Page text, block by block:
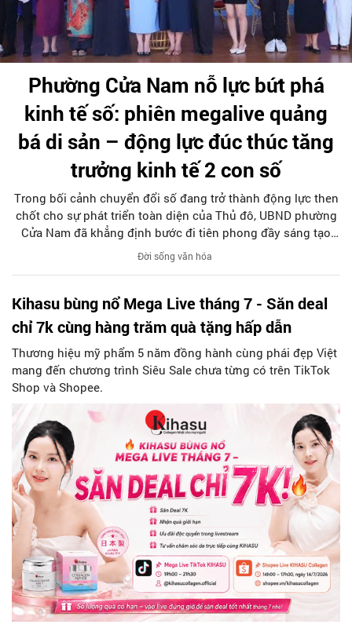
Phường Cửa Nam nỗ lực bứt phá
kinh tế số: phiên megalive quảng
bá di sản – động lực đúc thúc tăng
trưởng kinh tế 2 con số
Trong bối cảnh chuyển đổi số đang trở thành động lực then
chốt cho sự phát triển toàn diện của Thủ đô, UBND phường
Cửa Nam đã khẳng định bước đi tiên phong đầy sáng tạo
khi tổ chức phiên livestream đặc biệt với chủ đề: “MEGALIVE
- Phường Cửa Nam – Khám phá di sản, kết nối văn hóa”. Sự
hút sự quan tâm đông đảo của hàng ngàn cán bộ, đảng
viên, người dân trên kênh TikTok chính thức của UBND
phường Cửa Nam và các kênh của đơn vị đồng hành.
Đời sống văn hóa
Kihasu bùng nổ Mega Live tháng 7 - Săn deal
chỉ 7k cùng hàng trăm quà tặng hấp dẫn
Thương hiệu mỹ phẩm 5 năm đồng hành cùng phái đẹp Việt
mang đến chương trình Siêu Sale chưa từng có trên TikTok
Shop và Shopee.